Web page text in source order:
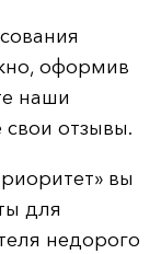
оформив
наши
свои отзывы.
вы
для
недорого